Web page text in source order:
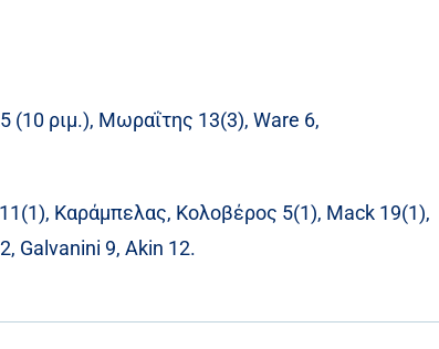
(10 ριμ.), Μωραΐτης 13(3), Ware 6,
Καράμπελας, Κολοβέρος 5(1), Μack 19(1),
Galvanini 9, Akin 12.